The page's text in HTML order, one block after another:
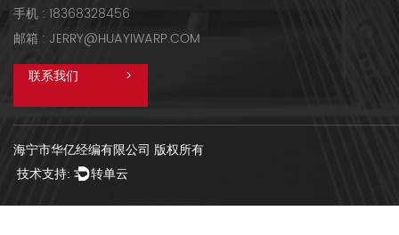
手机 : 18368328456
邮箱 : JERRY@HUAYIWARP.COM
联系我们
>
海宁市华亿经编有限公司 版权所有
技术支持: 转单云